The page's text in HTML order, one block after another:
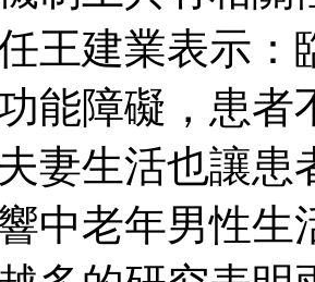
王建業表示：
能障礙，患者
妻生活也讓
中老年男性生